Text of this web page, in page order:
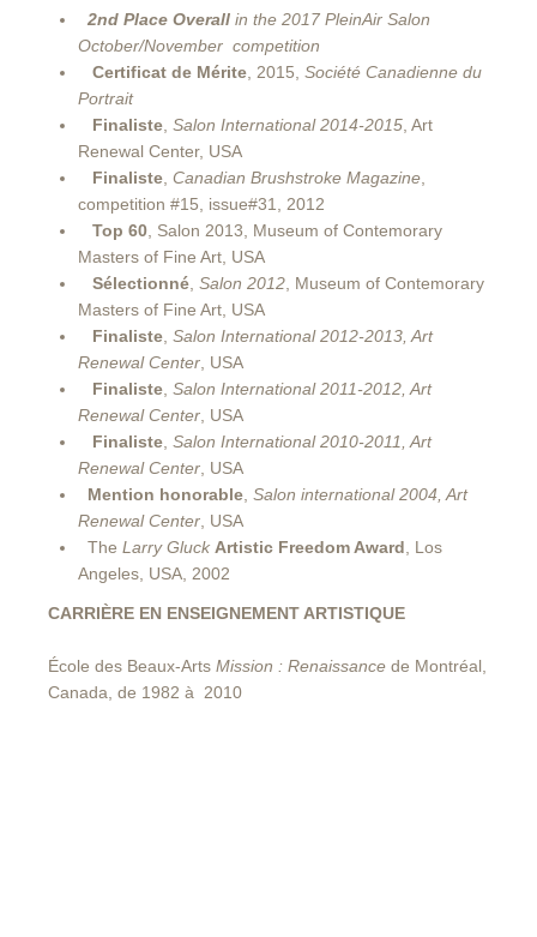
2nd Place Overall in the 2017 PleinAir Salon
October/November competition
Certificat de Mérite, 2015, Société Canadienne du
Portrait
Finaliste, Salon International 2014-2015, Art
Renewal Center, USA
Finaliste, Canadian Brushstroke Magazine,
competition #15, issue#31, 2012
Top 60, Salon 2013, Museum of Contemorary
Masters of Fine Art, USA
Sélectionné, Salon 2012, Museum of Contemorary
Masters of Fine Art, USA
Finaliste, Salon International 2012-2013, Art
Renewal Center, USA
Finaliste, Salon International 2011-2012, Art
Renewal Center, USA
Finaliste, Salon International 2010-2011, Art
Renewal Center, USA
Mention honorable, Salon international 2004, Art
Renewal Center, USA
The Larry Gluck Artistic Freedom Award, Los
Angeles, USA, 2002
CARRIÈRE EN ENSEIGNEMENT ARTISTIQUE
École des Beaux-Arts Mission : Renaissance de Montréal,
Canada, de 1982 à 2010